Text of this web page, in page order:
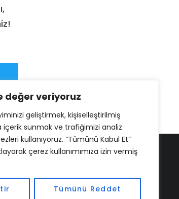
değer veriyoruz
geliştirmek, kişiselleştirilmiş
içerik sunmak ve trafiğimizi analiz
kullanıyoruz. “Tümünü Kabul Et”
çerez kullanımımıza izin vermiş
Tümünü Reddet